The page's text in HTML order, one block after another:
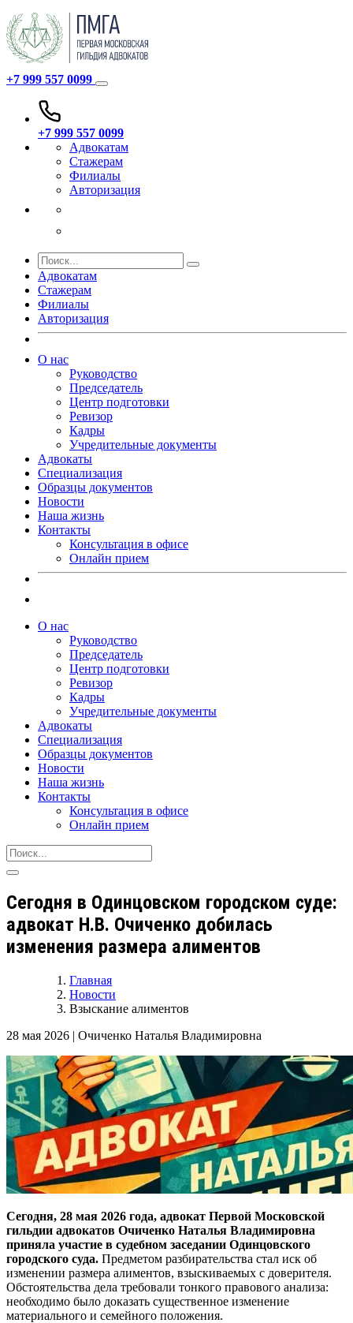
+7 999 557 0099
+7 999 557 0099
Адвокатам
Стажерам
Филиалы
Авторизация
Адвокатам
Стажерам
Филиалы
Авторизация
О нас
Руководство
Председатель
Центр подготовки
Ревизор
Кадры
Учредительные документы
Адвокаты
Специализация
Образцы документов
Новости
Наша жизнь
Контакты
Консультация в офисе
Онлайн прием
О нас
Руководство
Председатель
Центр подготовки
Ревизор
Кадры
Учредительные документы
Адвокаты
Специализация
Образцы документов
Новости
Наша жизнь
Контакты
Консультация в офисе
Онлайн прием
Сегодня в Одинцовском городском суде:
адвокат Н.В. Очиченко добилась
изменения размера алиментов
Главная
Новости
Взыскание алиментов
28 мая 2026 | Очиченко Наталья Владимировна
Сегодня, 28 мая 2026 года, адвокат Первой Московской
гильдии адвокатов Очиченко Наталья Владимировна
приняла участие в судебном заседании Одинцовского
городского суда. Предметом разбирательства стал иск об
изменении размера алиментов, взыскиваемых с доверителя.
Обстоятельства дела требовали тонкого правового анализа:
необходимо было доказать существенное изменение
материального и семейного положения.